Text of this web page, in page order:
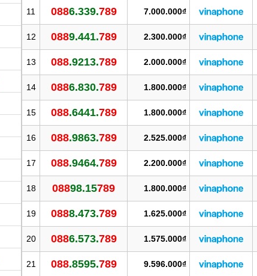
11 0886.339.789 7.000.000₫
12 0889.441.789 2.300.000₫
13 088.9213.789 2.000.000₫
14 0886.830.789 1.800.000₫
15 088.6441.789 1.800.000₫
16 088.9863.789 2.525.000₫
17 088.9464.789 2.200.000₫
18 08898.15789 1.800.000₫
19 0888.473.789 1.625.000₫
20 0886.573.789 1.575.000₫
21 088.8595.789 9.596.000₫